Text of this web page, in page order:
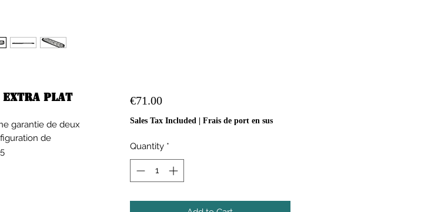
extra plat
garantie de deux
de
€71.00Price
Sales Tax Included| Frais de port en sus
Quantity *